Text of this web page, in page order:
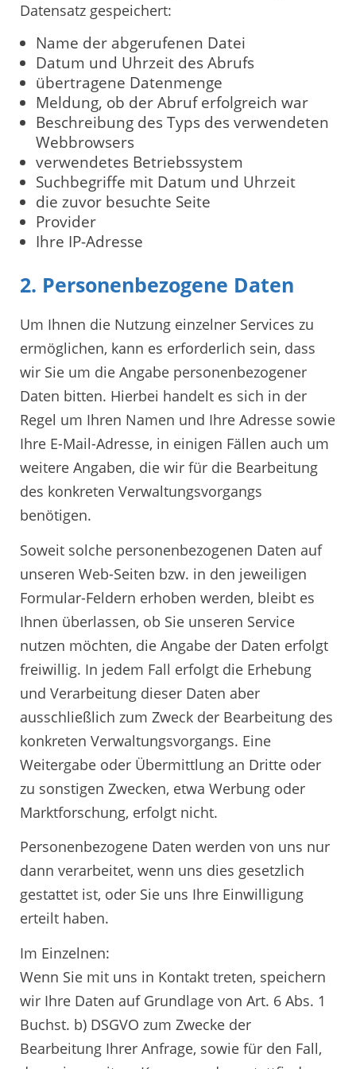
Datensatz gespeichert:
Name der abgerufenen Datei
Datum und Uhrzeit des Abrufs
übertragene Datenmenge
Meldung, ob der Abruf erfolgreich war
Beschreibung des Typs des verwendeten
Webbrowsers
verwendetes Betriebssystem
Suchbegriffe mit Datum und Uhrzeit
die zuvor besuchte Seite
Provider
Ihre IP-Adresse
2. Personenbezogene Daten
Um Ihnen die Nutzung einzelner Services zu
ermöglichen, kann es erforderlich sein, dass
wir Sie um die Angabe personenbezogener
Daten bitten. Hierbei handelt es sich in der
Regel um Ihren Namen und Ihre Adresse sowie
Ihre E-Mail-Adresse, in einigen Fällen auch um
weitere Angaben, die wir für die Bearbeitung
des konkreten Verwaltungsvorgangs
benötigen.
Soweit solche personenbezogenen Daten auf
unseren Web-Seiten bzw. in den jeweiligen
Formular-Feldern erhoben werden, bleibt es
Ihnen überlassen, ob Sie unseren Service
nutzen möchten, die Angabe der Daten erfolgt
freiwillig. In jedem Fall erfolgt die Erhebung
und Verarbeitung dieser Daten aber
ausschließlich zum Zweck der Bearbeitung des
konkreten Verwaltungsvorgangs. Eine
Weitergabe oder Übermittlung an Dritte oder
zu sonstigen Zwecken, etwa Werbung oder
Marktforschung, erfolgt nicht.
Personenbezogene Daten werden von uns nur
dann verarbeitet, wenn uns dies gesetzlich
gestattet ist, oder Sie uns Ihre Einwilligung
erteilt haben.
Im Einzelnen:
Wenn Sie mit uns in Kontakt treten, speichern
wir Ihre Daten auf Grundlage von Art. 6 Abs. 1
Buchst. b) DSGVO zum Zwecke der
Bearbeitung Ihrer Anfrage, sowie für den Fall,